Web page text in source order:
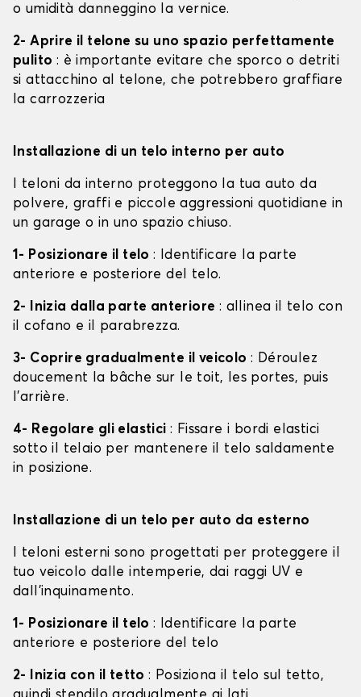
o umidità danneggino la vernice.
2- Aprire il telone su uno spazio perfettamente
pulito : è importante evitare che sporco o detriti
si attacchino al telone, che potrebbero graffiare
la carrozzeria
Installazione di un telo interno per auto
I teloni da interno proteggono la tua auto da
polvere, graffi e piccole aggressioni quotidiane in
un garage o in uno spazio chiuso.
1- Posizionare il telo: Identificare la parte
anteriore e posteriore del telo.
2- Inizia dalla parte anteriore : allinea il telo con
il cofano e il parabrezza.
3- Coprire gradualmente il veicolo : Déroulez
doucement la bâche sur le toit, les portes, puis
l'arrière.
4- Regolare gli elastici : Fissare i bordi elastici
sotto il telaio per mantenere il telo saldamente
in posizione.
Installazione di un telo per auto da esterno
I teloni esterni sono progettati per proteggere il
tuo veicolo dalle intemperie, dai raggi UV e
dall'inquinamento.
1- Posizionare il telo: Identificare la parte
anteriore e posteriore del telo
2- Inizia con il tetto: Posiziona il telo sul tetto,